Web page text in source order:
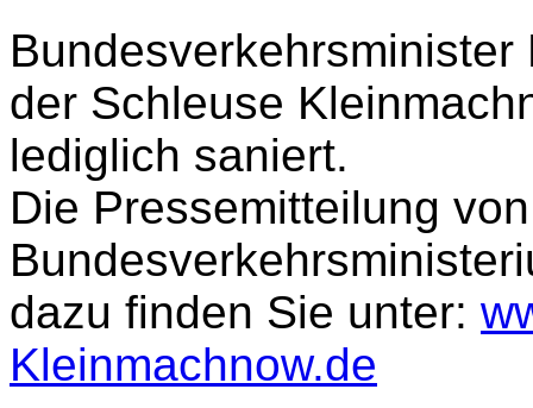
der Schleuse
lediglich saniert.
Die Pressemitteilung
dazu finden Sie unter:
Kleinmachnow.de